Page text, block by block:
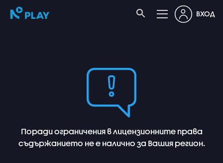
ВХОД
Поради ограничения в лицензионните права
съдържанието не е налично за Вашия регион.